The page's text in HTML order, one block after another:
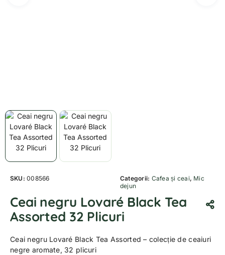
SKU:008566 Categorii: Cafea și ceai, Mic
dejun
Ceai negru Lovaré Black Tea
Assorted 32 Plicuri
Ceai negru Lovaré Black Tea Assorted – colecție de ceaiuri
negre aromate, 32 plicuri